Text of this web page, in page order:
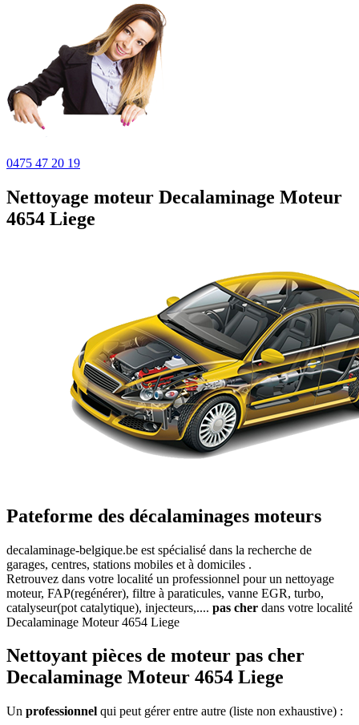
0475 47 20 19
Nettoyage moteur Decalaminage Moteur
4654 Liege
Pateforme des décalaminages moteurs
decalaminage-belgique.be est spécialisé dans la recherche de
garages, centres, stations mobiles et à domiciles .
Retrouvez dans votre localité un professionnel pour un nettoyage
moteur, FAP(regénérer), filtre à paraticules, vanne EGR, turbo,
catalyseur(pot catalytique), injecteurs,.... pas cher dans votre localité
Decalaminage Moteur 4654 Liege
Nettoyant pièces de moteur pas cher
Decalaminage Moteur 4654 Liege
Un professionnel qui peut gérer entre autre (liste non exhaustive) :